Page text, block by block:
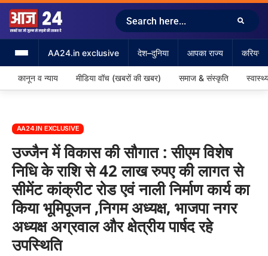
AA24.in exclusive देश–दुनिया आपका राज्य करियर
कानून व न्याय मीडिया वॉच (खबरों की खबर) समाज & संस्कृति
AA24.IN EXCLUSIVE
उज्जैन में विकास की सौगात : सीएम विशेष
निधि के राशि से 42 लाख रुपए की लागत से
सीमेंट कांक्रीट रोड एवं नाली निर्माण कार्य का
किया भूमिपूजन ,निगम अध्यक्ष, भाजपा नगर
अध्यक्ष अग्रवाल और क्षेत्रीय पार्षद रहे
उपस्थिति